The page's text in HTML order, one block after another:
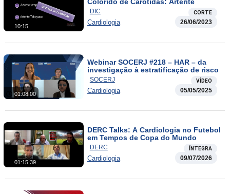
10:15
Colorido de Carótidas: Arterite
DIC CORTE
Cardiologia 26/06/2023
01:08:00
Webinar SOCERJ #218 – HAR – da
investigação à estratificação de risco
SOCERJ VÍDEO
Cardiologia 05/05/2025
01:15:39
DERC Talks: A Cardiologia no Futebol
em Tempos de Copa do Mundo
DERC ÍNTEGRA
Cardiologia 09/07/2026